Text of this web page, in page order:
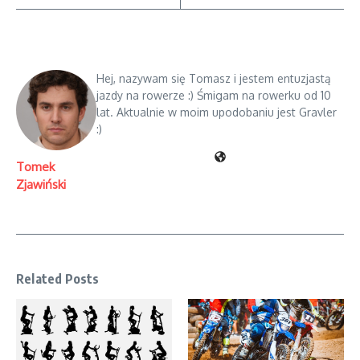
Tomek
Zjawiński
Hej, nazywam się Tomasz i jestem entuzjastą
jazdy na rowerze :) Śmigam na rowerku od 10
lat. Aktualnie w moim upodobaniu jest Gravler
:)
Related Posts